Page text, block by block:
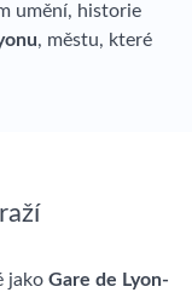
umění, historie
, městu, které
jako Gare de Lyon-